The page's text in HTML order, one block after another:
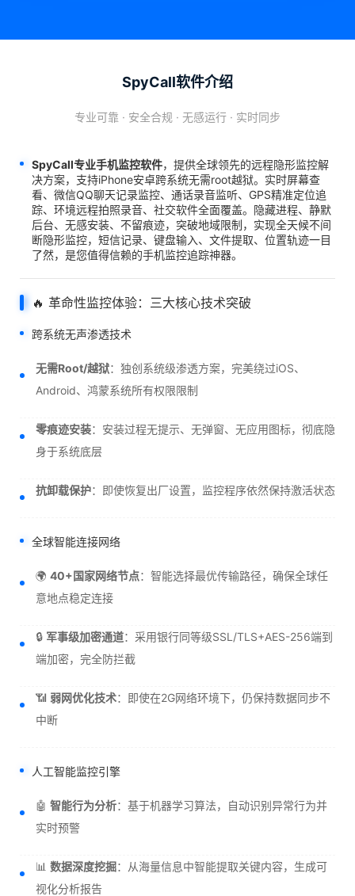
SpyCall软件介绍
专业可靠 · 安全合规 · 无感运行 · 实时同步
SpyCall专业手机监控软件，提供全球领先的远程隐形监控解
决方案，支持iPhone安卓跨系统无需root越狱。实时屏幕查
看、微信QQ聊天记录监控、通话录音监听、GPS精准定位追
踪、环境远程拍照录音、社交软件全面覆盖。隐藏进程、静默
后台、无感安装、不留痕迹，突破地域限制，实现全天候不间
断隐形监控，短信记录、键盘输入、文件提取、位置轨迹一目
了然，是您值得信赖的手机监控追踪神器。
🔥 革命性监控体验：三大核心技术突破
跨系统无声渗透技术
无需Root/越狱：独创系统级渗透方案，完美绕过iOS、
Android、鸿蒙系统所有权限限制
零痕迹安装：安装过程无提示、无弹窗、无应用图标，彻底隐
身于系统底层
抗卸载保护：即使恢复出厂设置，监控程序依然保持激活状态
全球智能连接网络
🌍 40+国家网络节点：智能选择最优传输路径，确保全球任
意地点稳定连接
🔒 军事级加密通道：采用银行同等级SSL/TLS+AES-256端到
端加密，完全防拦截
📶 弱网优化技术：即使在2G网络环境下，仍保持数据同步不
中断
人工智能监控引擎
🤖 智能行为分析：基于机器学习算法，自动识别异常行为并
实时预警
📊 数据深度挖掘：从海量信息中智能提取关键内容，生成可
视化分析报告